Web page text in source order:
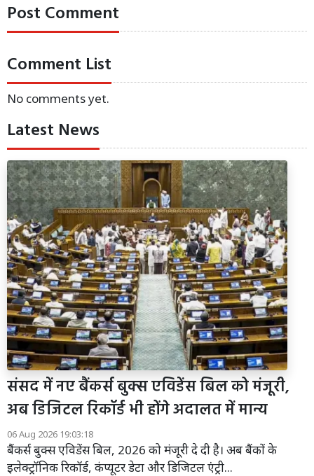
Post Comment
Comment List
No comments yet.
Latest News
संसद में नए बैंकर्स बुक्स एविडेंस बिल को मंजूरी,
अब डिजिटल रिकॉर्ड भी होंगे अदालत में मान्य
06 Aug 2026 19:03:18
बैंकर्स बुक्स एविडेंस बिल, 2026 को मंजूरी दे दी है। अब बैंकों के
इलेक्ट्रॉनिक रिकॉर्ड, कंप्यूटर डेटा और डिजिटल एंट्री...